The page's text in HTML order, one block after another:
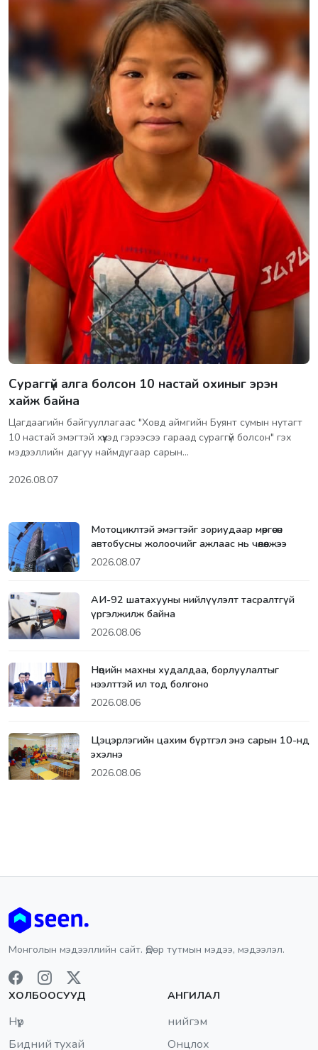
Сураггүй алга болсон 10 настай охиныг эрэн
хайж байна
Цагдаагийн байгууллагаас "Ховд аймгийн Буянт сумын нутагт
10 настай эмэгтэй хүүхэд гэрээсээ гараад сураггүй болсон" гэх
мэдээллийн дагуу наймдугаар сарын…
2026.08.07
Мотоциклтэй эмэгтэйг зориудаар мөргөсөн
автобусны жолоочийг ажлаас нь чөлөөлжээ
2026.08.07
АИ-92 шатахууны нийлүүлэлт тасралтгүй
үргэлжилж байна
2026.08.06
Нөөцийн махны худалдаа, борлуулалтыг
нээлттэй ил тод болгоно
2026.08.06
Цэцэрлэгийн цахим бүртгэл энэ сарын 10-нд
эхэлнэ
2026.08.06
Монголын мэдээллийн сайт. Өдөр тутмын мэдээ, мэдээлэл.
ХОЛБООСУУД
Нүүр
Бидний тухай
АНГИЛАЛ
нийгэм
Онцлох